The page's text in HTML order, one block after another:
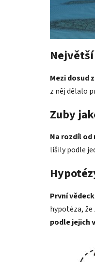
Mezi dosud
z něj dělalo
Zuby
Na rozdíl
lišily podle
První
hypotéza, že
podle jejich